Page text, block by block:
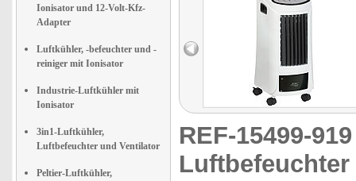
Ionisator und 12-Volt-Kfz-
Adapter
Luftkühler, -befeuchter und -
reiniger mit Ionisator
Industrie-Luftkühler mit
Ionisator
3in1-Luftkühler,
Luftbefeuchter und Ventilator
Peltier-Luftkühler,
REF-15499-